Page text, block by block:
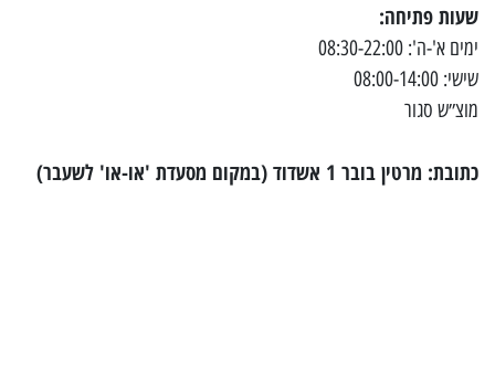
שעות פתיחה:
ימים א'-ה': 08:30-22:00
שישי: 08:00-14:00
מוצ״ש סגור
כתובת: מרטין בובר 1 אשדוד (במקום מסעדת 'או-או' לשעבר)